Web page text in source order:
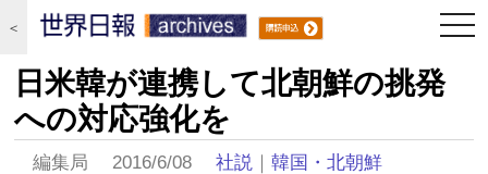
＜
日米韓が連携して北朝鮮の挑発
への対応強化を
編集局 2016/6/08社説 ｜韓国・北朝鮮